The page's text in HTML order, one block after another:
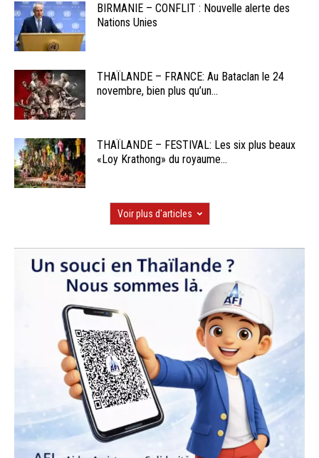
BIRMANIE – CONFLIT : Nouvelle alerte des
Nations Unies
THAÏLANDE – FRANCE: Au Bataclan le 24
novembre, bien plus qu’un...
THAÏLANDE – FESTIVAL: Les six plus beaux
«Loy Krathong» du royaume...
Voir plus d'articles